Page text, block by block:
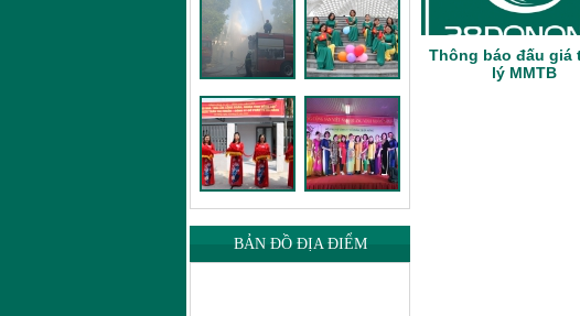
BẢN ĐỒ ĐỊA ĐIỂM
Thông báo đấu giá
lý MMTB